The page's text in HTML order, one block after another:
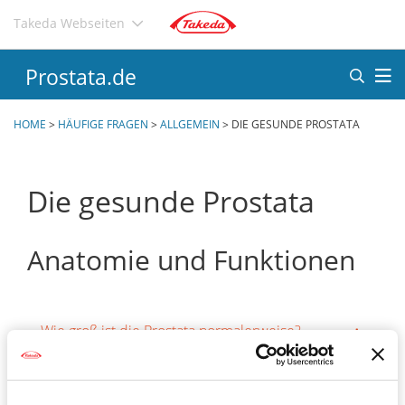
Direkt
Inhalt
Takeda Webseiten
Prostata.de
HOME > HÄUFIGE FRAGEN >ALLGEMEIN > DIE GESUNDE PROSTATA
Die gesunde Prostata
Anatomie und Funktionen
Wie groß ist die Prostata normalerweise?